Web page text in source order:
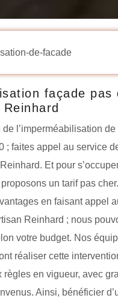
façade pas
l’imperméabilisation
; faites appel au service
Et pour
un tarif pas
en faisant appel
Reinhard ; nous
votre budget. Nos
réaliser cette
règles en vigueur, avec
Ainsi, bénéficier